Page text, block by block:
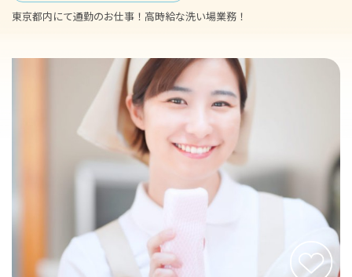
東京都内にて通勤のお仕事！高時給な洗い場業務！